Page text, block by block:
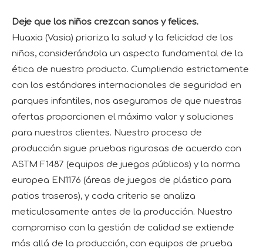
Deje que los niños crezcan sanos y felices.
Huaxia (Vasia) prioriza la salud y la felicidad de los
niños, considerándola un aspecto fundamental de la
ética de nuestro producto. Cumpliendo estrictamente
con los estándares internacionales de seguridad en
parques infantiles, nos aseguramos de que nuestras
ofertas proporcionen el máximo valor y soluciones
para nuestros clientes. Nuestro proceso de
producción sigue pruebas rigurosas de acuerdo con
ASTM F1487 (equipos de juegos públicos) y la norma
europea EN1176 (áreas de juegos de plástico para
patios traseros), y cada criterio se analiza
meticulosamente antes de la producción. Nuestro
compromiso con la gestión de calidad se extiende
más allá de la producción, con equipos de prueba